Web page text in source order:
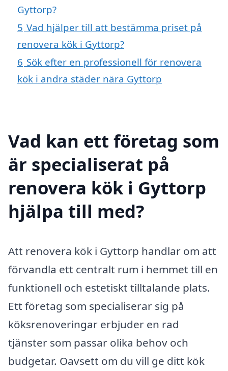
Gyttorp?
5 Vad hjälper till att bestämma priset på
renovera kök i Gyttorp?
6 Sök efter en professionell för renovera
kök i andra städer nära Gyttorp
Vad kan ett företag som
är specialiserat på
renovera kök i Gyttorp
hjälpa till med?
Att renovera kök i Gyttorp handlar om att
förvandla ett centralt rum i hemmet till en
funktionell och estetiskt tilltalande plats.
Ett företag som specialiserar sig på
köksrenoveringar erbjuder en rad
tjänster som passar olika behov och
budgetar. Oavsett om du vill ge ditt kök